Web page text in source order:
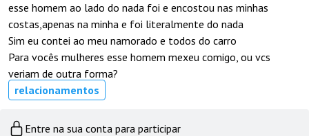
esse homem ao lado do nada foi e encostou nas minhas
costas,apenas na minha e foi literalmente do nada
Sim eu contei ao meu namorado e todos do carro
Para vocês mulheres esse homem mexeu comigo, ou vcs
veriam de outra forma?
relacionamentos
Entre na sua conta para participar